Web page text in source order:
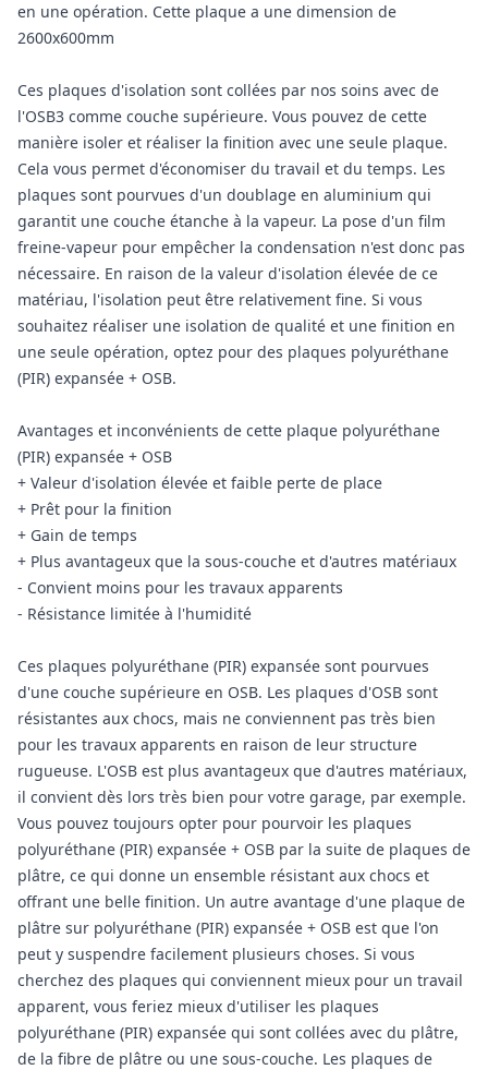
en une opération. Cette plaque a une dimension de
2600x600mm
Ces plaques d'isolation sont collées par nos soins avec de
l'OSB3 comme couche supérieure. Vous pouvez de cette
manière isoler et réaliser la finition avec une seule plaque.
Cela vous permet d'économiser du travail et du temps. Les
plaques sont pourvues d'un doublage en aluminium qui
garantit une couche étanche à la vapeur. La pose d'un film
freine-vapeur pour empêcher la condensation n'est donc pas
nécessaire. En raison de la valeur d'isolation élevée de ce
matériau, l'isolation peut être relativement fine. Si vous
souhaitez réaliser une isolation de qualité et une finition en
une seule opération, optez pour des plaques polyuréthane
(PIR) expansée + OSB.
Avantages et inconvénients de cette plaque polyuréthane
(PIR) expansée + OSB
+ Valeur d'isolation élevée et faible perte de place
+ Prêt pour la finition
+ Gain de temps
+ Plus avantageux que la sous-couche et d'autres matériaux
- Convient moins pour les travaux apparents
- Résistance limitée à l'humidité
Ces plaques polyuréthane (PIR) expansée sont pourvues
d'une couche supérieure en OSB. Les plaques d'OSB sont
résistantes aux chocs, mais ne conviennent pas très bien
pour les travaux apparents en raison de leur structure
rugueuse. L'OSB est plus avantageux que d'autres matériaux,
il convient dès lors très bien pour votre garage, par exemple.
Vous pouvez toujours opter pour pourvoir les plaques
polyuréthane (PIR) expansée + OSB par la suite de plaques de
plâtre, ce qui donne un ensemble résistant aux chocs et
offrant une belle finition. Un autre avantage d'une plaque de
plâtre sur polyuréthane (PIR) expansée + OSB est que l'on
peut y suspendre facilement plusieurs choses. Si vous
cherchez des plaques qui conviennent mieux pour un travail
apparent, vous feriez mieux d'utiliser les plaques
polyuréthane (PIR) expansée qui sont collées avec du plâtre,
de la fibre de plâtre ou une sous-couche. Les plaques de